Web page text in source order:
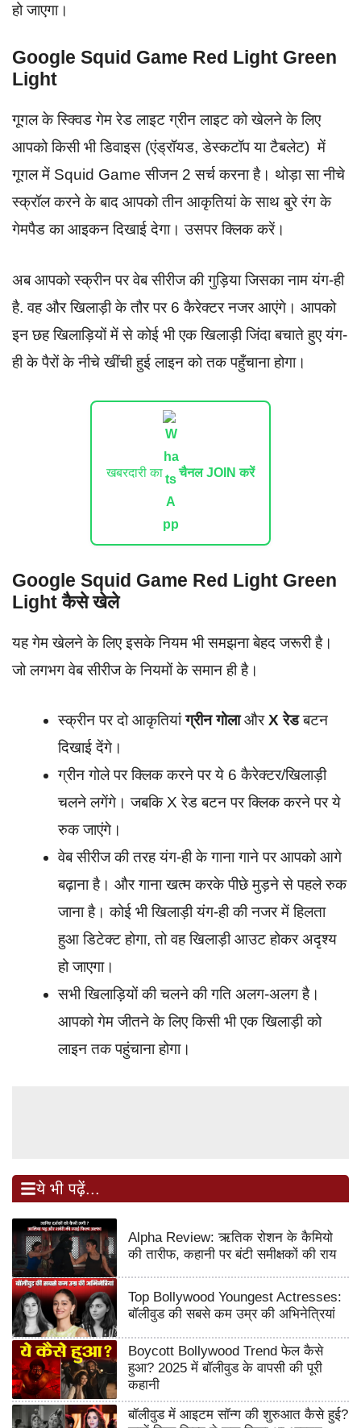
हो जाएगा।
Google Squid Game Red Light Green
Light
गूगल के स्क्विड गेम रेड लाइट ग्रीन लाइट को खेलने के लिए
आपको किसी भी डिवाइस (एंड्रॉयड, डेस्कटॉप या टैबलेट) में
गूगल में Squid Game सीजन 2 सर्च करना है। थोड़ा सा नीचे
स्क्रॉल करने के बाद आपको तीन आकृतियां के साथ बुरे रंग के
गेमपैड का आइकन दिखाई देगा। उसपर क्लिक करें।
अब आपको स्क्रीन पर वेब सीरीज की गुड़िया जिसका नाम यंग-ही
है. वह और खिलाड़ी के तौर पर 6 कैरेक्टर नजर आएंगे। आपको
इन छह खिलाड़ियों में से कोई भी एक खिलाड़ी जिंदा बचाते हुए यंग-
ही के पैरों के नीचे खींची हुई लाइन को तक पहुँचाना होगा।
खबरदारी का चैनल JOIN करें
Google Squid Game Red Light Green
Light कैसे खेले
यह गेम खेलने के लिए इसके नियम भी समझना बेहद जरूरी है।
जो लगभग वेब सीरीज के नियमों के समान ही है।
स्क्रीन पर दो आकृतियांग्रीन गोलाऔरX रेडबटन
दिखाई देंगे।
ग्रीन गोले पर क्लिक करने पर ये 6 कैरेक्टर/खिलाड़ी
चलने लगेंगे। जबकि X रेड बटन पर क्लिक करने पर ये
रुक जाएंगे।
वेब सीरीज की तरह यंग-ही के गाना गाने पर आपको आगे
बढ़ाना है। और गाना खत्म करके पीछे मुड़ने से पहले रुक
जाना है। कोई भी खिलाड़ी यंग-ही की नजर में हिलता
हुआ डिटेक्ट होगा, तो वह खिलाड़ी आउट होकर अदृश्य
हो जाएगा।
सभी खिलाड़ियों की चलने की गति अलग-अलग है।
आपको गेम जीतने के लिए किसी भी एक खिलाड़ी को
लाइन तक पहुंचाना होगा।
ये भी पढ़ें...
Alpha Review: ऋतिक रोशन के कैमियो
की तारीफ, कहानी पर बंटी समीक्षकों की राय
Top Bollywood Youngest Actresses:
बॉलीवुड की सबसे कम उम्र की अभिनेत्रियां
Boycott Bollywood Trend फेल कैसे
हुआ? 2025 में बॉलीवुड के वापसी की पूरी
कहानी
बॉलीवुड में आइटम सॉन्ग की शुरुआत कैसे हुई?